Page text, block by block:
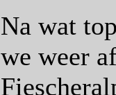
Na wat
we weer